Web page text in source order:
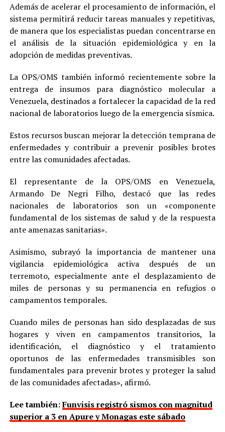
Además de acelerar el procesamiento de información, el
sistema permitirá reducir tareas manuales y repetitivas,
de manera que los especialistas puedan concentrarse en
el análisis de la situación epidemiológica y en la
adopción de medidas preventivas.
La OPS/OMS también informó recientemente sobre la
entrega de insumos para diagnóstico molecular a
Venezuela, destinados a fortalecer la capacidad de la red
nacional de laboratorios luego de la emergencia sísmica.
Estos recursos buscan mejorar la detección temprana de
enfermedades y contribuir a prevenir posibles brotes
entre las comunidades afectadas.
El representante de la OPS/OMS en Venezuela,
Armando De Negri Filho, destacó que las redes
nacionales de laboratorios son un «componente
fundamental de los sistemas de salud y de la respuesta
ante amenazas sanitarias».
Asimismo, subrayó la importancia de mantener una
vigilancia epidemiológica activa después de un
terremoto, especialmente ante el desplazamiento de
miles de personas y su permanencia en refugios o
campamentos temporales.
Cuando miles de personas han sido desplazadas de sus
hogares y viven en campamentos transitorios, la
identificación, el diagnóstico y el tratamiento
oportunos de las enfermedades transmisibles son
fundamentales para prevenir brotes y proteger la salud
de las comunidades afectadas», afirmó.
Lee también:Funvisis registró sismos con magnitud
superior a 3 en Apure y Monagas este sábado